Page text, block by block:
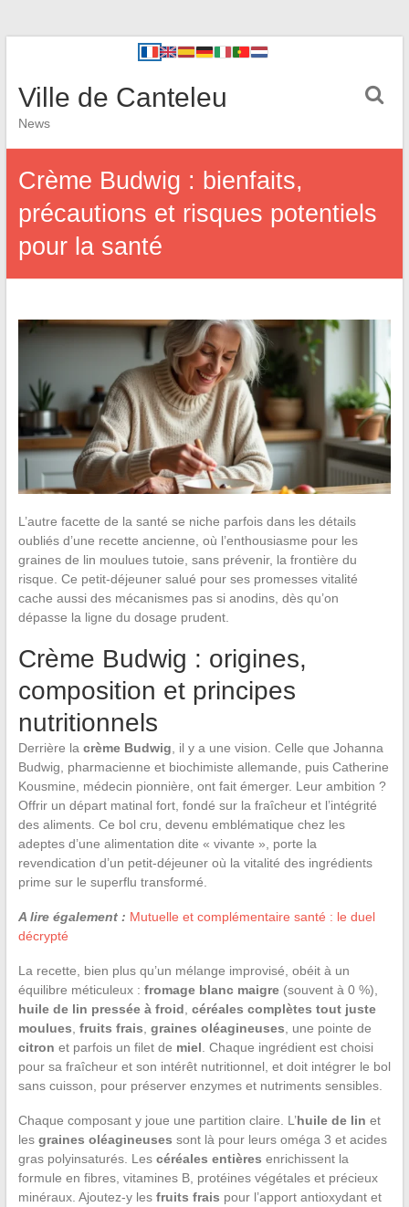
Ville de Canteleu
News
Crème Budwig : bienfaits,
précautions et risques potentiels
pour la santé
L’autre facette de la santé se niche parfois dans les détails
oubliés d’une recette ancienne, où l’enthousiasme pour les
graines de lin moulues tutoie, sans prévenir, la frontière du
risque. Ce petit-déjeuner salué pour ses promesses vitalité
cache aussi des mécanismes pas si anodins, dès qu’on
dépasse la ligne du dosage prudent.
Crème Budwig : origines,
composition et principes
nutritionnels
Derrière la crème Budwig , il y a une vision. Celle que Johanna
Budwig, pharmacienne et biochimiste allemande, puis Catherine
Kousmine, médecin pionnière, ont fait émerger. Leur ambition ?
Offrir un départ matinal fort, fondé sur la fraîcheur et l’intégrité
des aliments. Ce bol cru, devenu emblématique chez les
adeptes d’une alimentation dite « vivante », porte la
revendication d’un petit-déjeuner où la vitalité des ingrédients
prime sur le superflu transformé.
A lire également : Mutuelle et complémentaire santé : le duel
décrypté
La recette, bien plus qu’un mélange improvisé, obéit à un
équilibre méticuleux : fromage blanc maigre(souvent à 0 %),
huile de lin pressée à froid céréales complètes tout juste
moulues fruits frais graines oléagineuses , une pointe de
citron et parfois un filet de miel . Chaque ingrédient est choisi
pour sa fraîcheur et son intérêt nutritionnel, et doit intégrer le bol
sans cuisson, pour préserver enzymes et nutriments sensibles.
Chaque composant y joue une partition claire. L’huile de lin et
les graines oléagineuses sont là pour leurs oméga 3 et acides
gras polyinsaturés. Les céréales entières enrichissent la
formule en fibres, vitamines B, protéines végétales et précieux
minéraux. Ajoutez-y les fruits frais pour l’apport antioxydant et